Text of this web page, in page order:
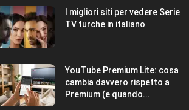
I migliori siti per vedere Serie
TV turche in italiano
YouTube Premium Lite: cosa
cambia davvero rispetto a
Premium (e quando...